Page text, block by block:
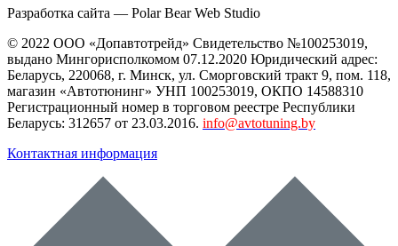
Разработка сайта — Polar Bear Web Studio
© 2022 ООО «Допавтотрейд» Свидетельство №100253019,
выдано Мингорисполкомом 07.12.2020 Юридический адрес:
Беларусь, 220068, г. Минск, ул. Сморговский тракт 9, пом. 118,
магазин «Автотюнинг» УНП 100253019, ОКПО 14588310
Регистрационный номер в торговом реестре Республики
Беларусь: 312657 от 23.03.2016. info@avtotuning.by
Контактная информация